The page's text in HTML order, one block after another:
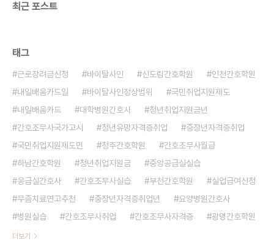
최근 포스트
태그
근로장려금신청 바이탈사인 신도림간호학원
인천간호학원
내일배움카드일
바이탈사인정상범위
국민취업지원제도
내일배움카드
대학병원간호사
청년취업지원금년
간호조무사국가고시
청년유망자격증취업
중장년자격증취업
국민취업지원제도민
청주간호학원
간호조무사월급
하남간호학원
청년취업지원금
중앙공급실실습
응급실간호사
간호조무사실습 부천간호학원
실업급여신청
무좀치료연고추천
중장년자격증취업년
요양병원간호사
병원실습
간호조무사취업 간호조무사자격증 광명간호학원
더보기